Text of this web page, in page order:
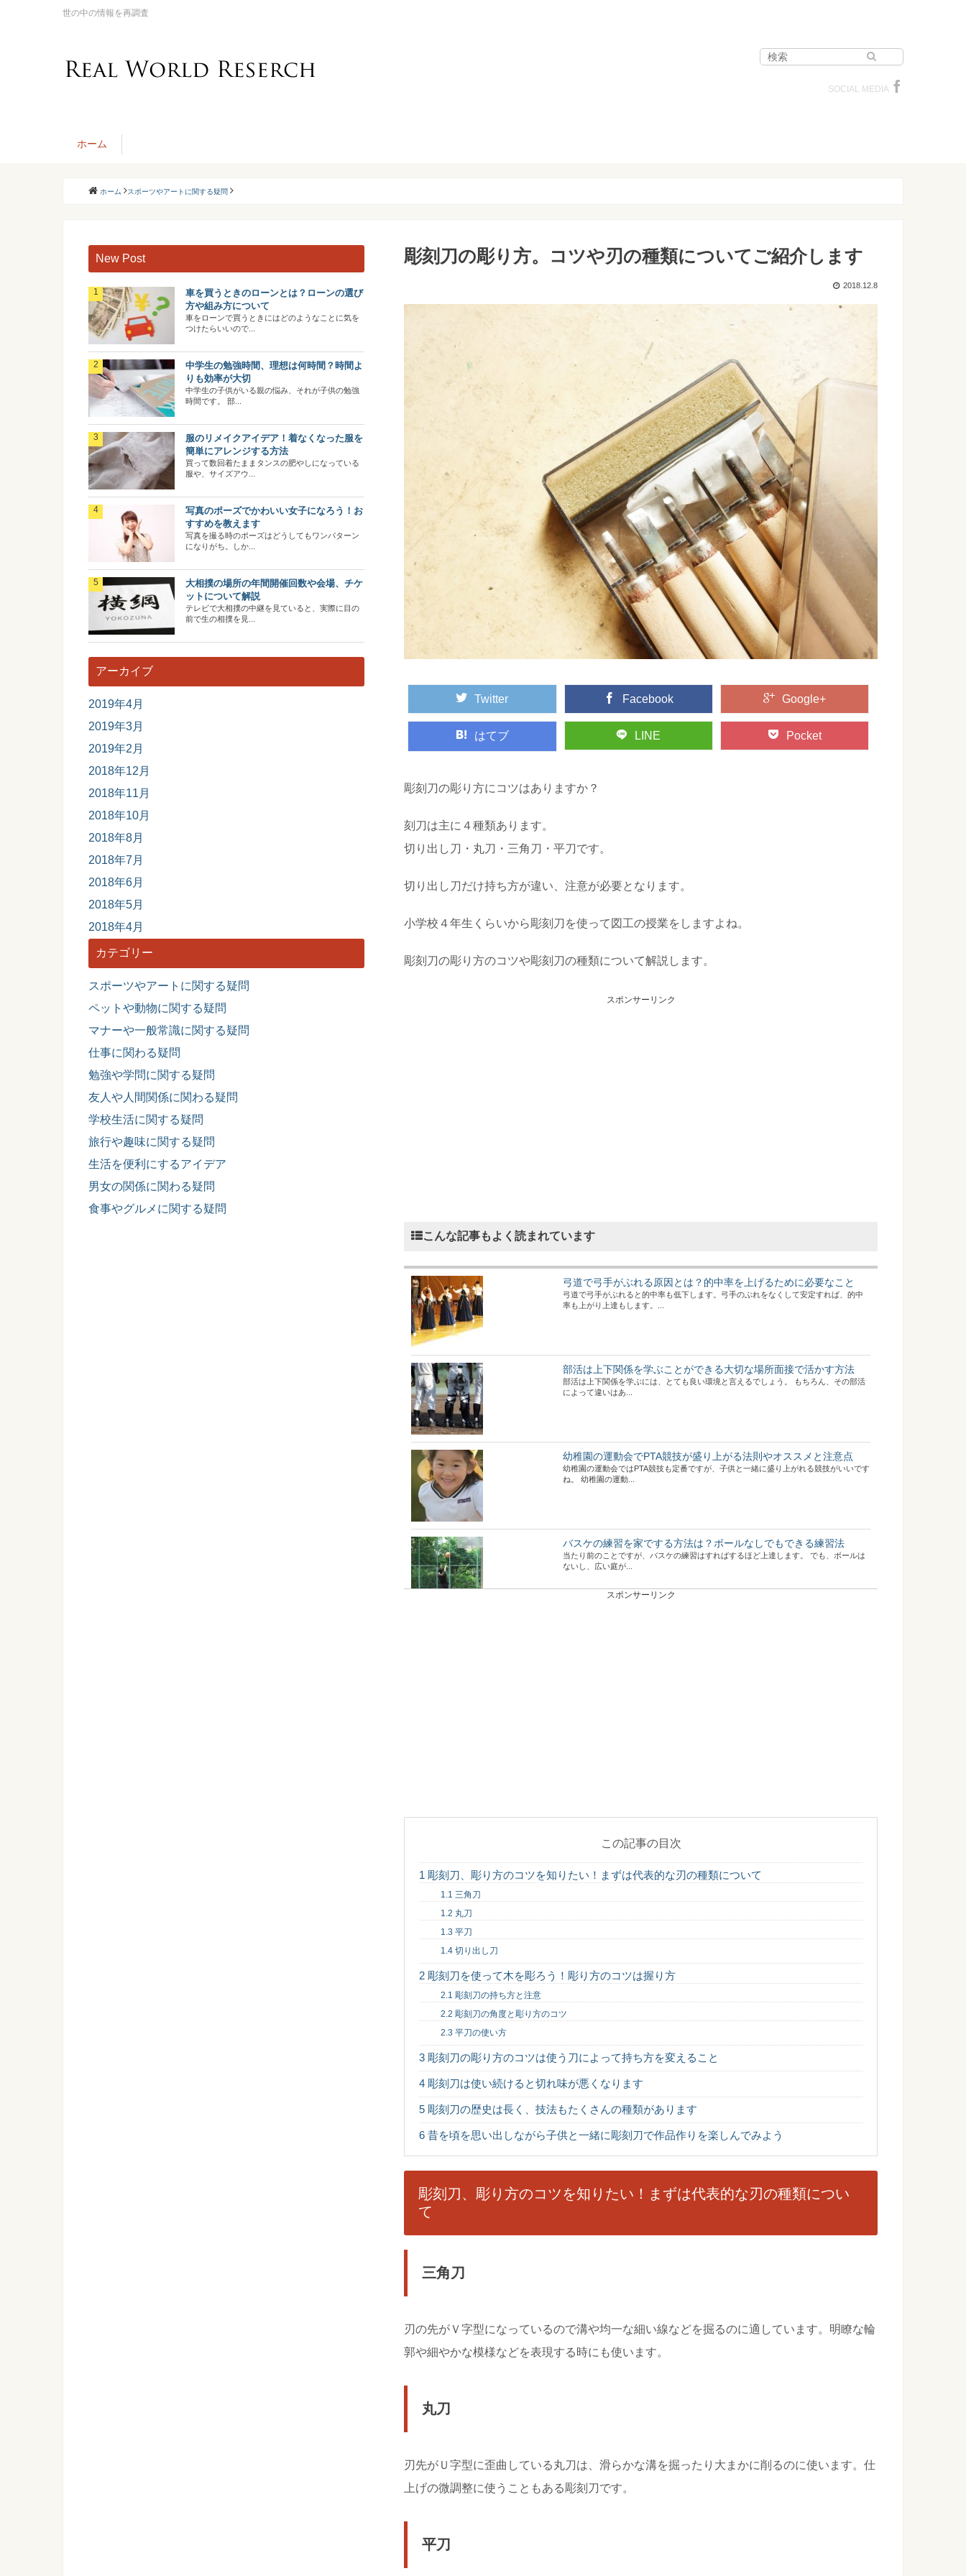
世の中の情報を再調査
SOCIAL MEDIA
ホーム
ホーム スポーツやアートに関する疑問
彫刻刀の彫り方。コツや刃の種類についてご紹介します
2018.12.8
Twitter Facebook Google+
はてブ LINE Pocket
彫刻刀の彫り方にコツはありますか？
刻刀は主に４種類あります。
切り出し刀・丸刀・三角刀・平刀です。
切り出し刀だけ持ち方が違い、注意が必要となります。
小学校４年生くらいから彫刻刀を使って図工の授業をしますよね。
彫刻刀の彫り方のコツや彫刻刀の種類について解説します。
スポンサーリンク
こんな記事もよく読まれています
弓道で弓手がぶれる原因とは？的中率を上げるために必要なこと
弓道で弓手がぶれると的中率も低下します。弓手のぶれをなくして安定すれば、的中
率も上がり上達もします。...
部活は上下関係を学ぶことができる大切な場所面接で活かす方法
部活は上下関係を学ぶには、とても良い環境と言えるでしょう。 もちろん、その部活
によって違いはあ...
幼稚園の運動会でPTA競技が盛り上がる法則やオススメと注意点
幼稚園の運動会ではPTA競技も定番ですが、子供と一緒に盛り上がれる競技がいいです
ね。 幼稚園の運動...
バスケの練習を家でする方法は？ボールなしでもできる練習法
当たり前のことですが、バスケの練習はすればするほど上達します。 でも、ボールは
ないし、広い庭が...
水泳の平泳ぎが上達したいという人は、どうやって練習すれば上達するのか、練習方
女子テニス部に入ってダブルスの試合に出ることになると、どうすれば勝てるのか、
相撲は神事かスポーツか・相撲の歴史や起源、しきたりについて
ポーツだと思っている人も...
卓球の練習メニュー。遊びを取り入れつつ楽しいと感じる方法
卓球の練習メニューに、遊び心を少し取り入れてみませんか？ 練習が楽しいと感じら
れるような時間を少し...
後輩にイライラッ！部活で生意気な後輩への接し方について
バドミントンのコツを徹底解説！ダブルスは戦術が大切です！
バドミントンを始めたばかりの人にとって、ダブルスを組んだ場合どんな動きをすれ
ばいいのかもよくわかりま...
スポンサーリンク
この記事の目次
1 彫刻刀、彫り方のコツを知りたい！まずは代表的な刃の種類について
1.1 三角刀
1.2 丸刀
1.3 平刀
1.4 切り出し刀
2 彫刻刀を使って木を彫ろう！彫り方のコツは握り方
2.1 彫刻刀の持ち方と注意
2.2 彫刻刀の角度と彫り方のコツ
2.3 平刀の使い方
3 彫刻刀の彫り方のコツは使う刀によって持ち方を変えること
4 彫刻刀は使い続けると切れ味が悪くなります
5 彫刻刀の歴史は長く、技法もたくさんの種類があります
6 昔を頃を思い出しながら子供と一緒に彫刻刀で作品作りを楽しんでみよう
彫刻刀、彫り方のコツを知りたい！まずは代表的な刃の種類につい
て
三角刀
刃の先がＶ字型になっているので溝や均一な細い線などを掘るのに適しています。明瞭な輪
郭や細やかな模様などを表現する時にも使います。
丸刀
刃先がＵ字型に歪曲している丸刀は、滑らかな溝を掘ったり大まかに削るのに使います。仕
上げの微調整に使うこともある彫刻刀です。
平刀
New Post
車を買うときのローンとは？ローンの選び
方や組み方について
車をローンで買うときにはどのようなことに気を
つけたらいいので...
中学生の勉強時間、理想は何時間？時間よ
りも効率が大切
中学生の子供がいる親の悩み、それが子供の勉強
時間です。 部...
服のリメイクアイデア！着なくなった服を
簡単にアレンジする方法
買って数回着たままタンスの肥やしになっている
服や、サイズアウ...
写真のポーズでかわいい女子になろう！お
すすめを教えます
写真を撮る時のポーズはどうしてもワンパターン
になりがち。しか...
大相撲の場所の年間開催回数や会場、チケ
ットについて解説
テレビで大相撲の中継を見ていると、実際に目の
前で生の相撲を見...
アーカイブ
2019年4月
2019年3月
2019年2月
2018年12月
2018年11月
2018年10月
2018年8月
2018年7月
2018年6月
2018年5月
2018年4月
カテゴリー
スポーツやアートに関する疑問
ペットや動物に関する疑問
マナーや一般常識に関する疑問
仕事に関わる疑問
勉強や学問に関する疑問
友人や人間関係に関わる疑問
学校生活に関する疑問
旅行や趣味に関する疑問
生活を便利にするアイデア
男女の関係に関わる疑問
食事やグルメに関する疑問